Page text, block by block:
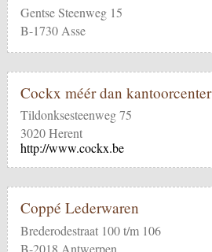
Gentse Steenweg 15
B-1730 Asse
Cockx méér dan kantoorcenter
Tildonksesteenweg 75
3020 Herent
http://www.cockx.be
Coppé Lederwaren
Brederodestraat 100 t/m 106
B-2018 Antwerpen